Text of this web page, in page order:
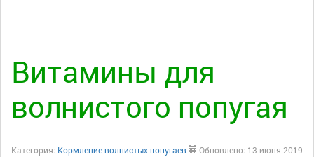
Витамины для
волнистого попугая
Категория: Кормление волнистых попугаев
Обновлено: 13 июня 2019